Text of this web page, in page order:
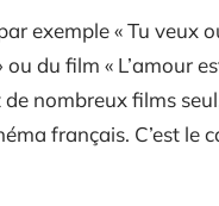
exemple « Tu veux
du film « L’amour
nombreux films
français. C’est le